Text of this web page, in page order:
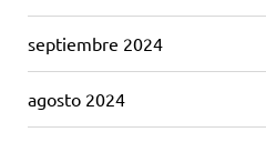
septiembre 2024
agosto 2024